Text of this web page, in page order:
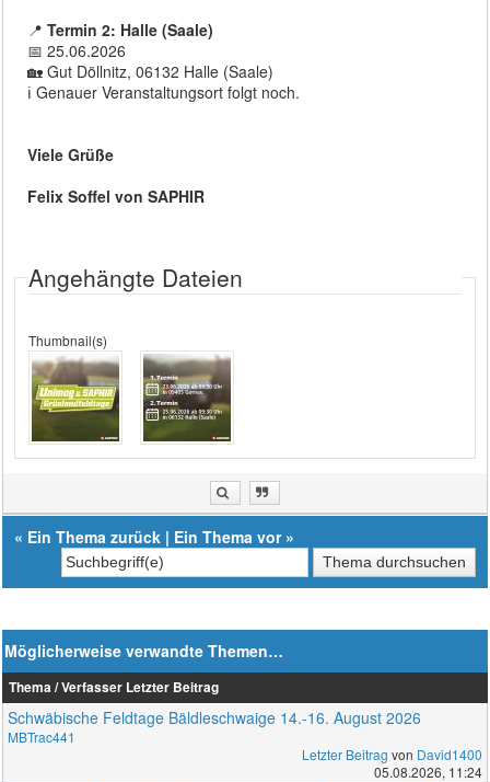
📍Termin 2: Halle (Saale)
📅 25.06.2026
🏡 Gut Döllnitz, 06132 Halle (Saale)
ℹ️ Genauer Veranstaltungsort folgt noch.
Viele Grüße
Felix Soffel von SAPHIR
Angehängte Dateien
Thumbnail(s)
« Ein Thema zurück | Ein Thema vor»
Möglicherweise verwandte Themen…
Thema / Verfasser Letzter Beitrag
Schwäbische Feldtage Bäldleschwaige 14.-16. August 2026
MBTrac441
Letzter Beitrag von David1400
05.08.2026, 11:24